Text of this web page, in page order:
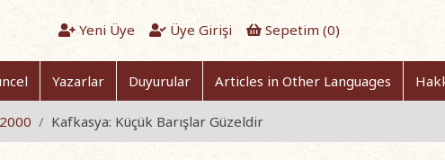
Yeni Üye Üye Girişi Sepetim (0)
Yazarlar Duyurular Articles in Other Languages
Kafkasya: Küçük Barışlar Güzeldir